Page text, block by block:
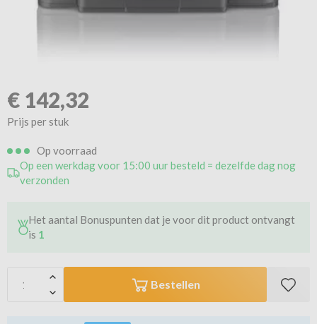
€ 142,32
Prijs per stuk
Op voorraad
Op een werkdag voor 15:00 uur besteld = dezelfde dag nog
verzonden
Het aantal Bonuspunten dat je voor dit product ontvangt
is 1
Bestellen